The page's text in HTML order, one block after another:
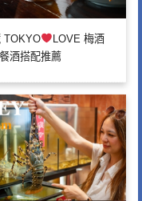
TOKYO
LOVE 梅酒
酒搭配推薦